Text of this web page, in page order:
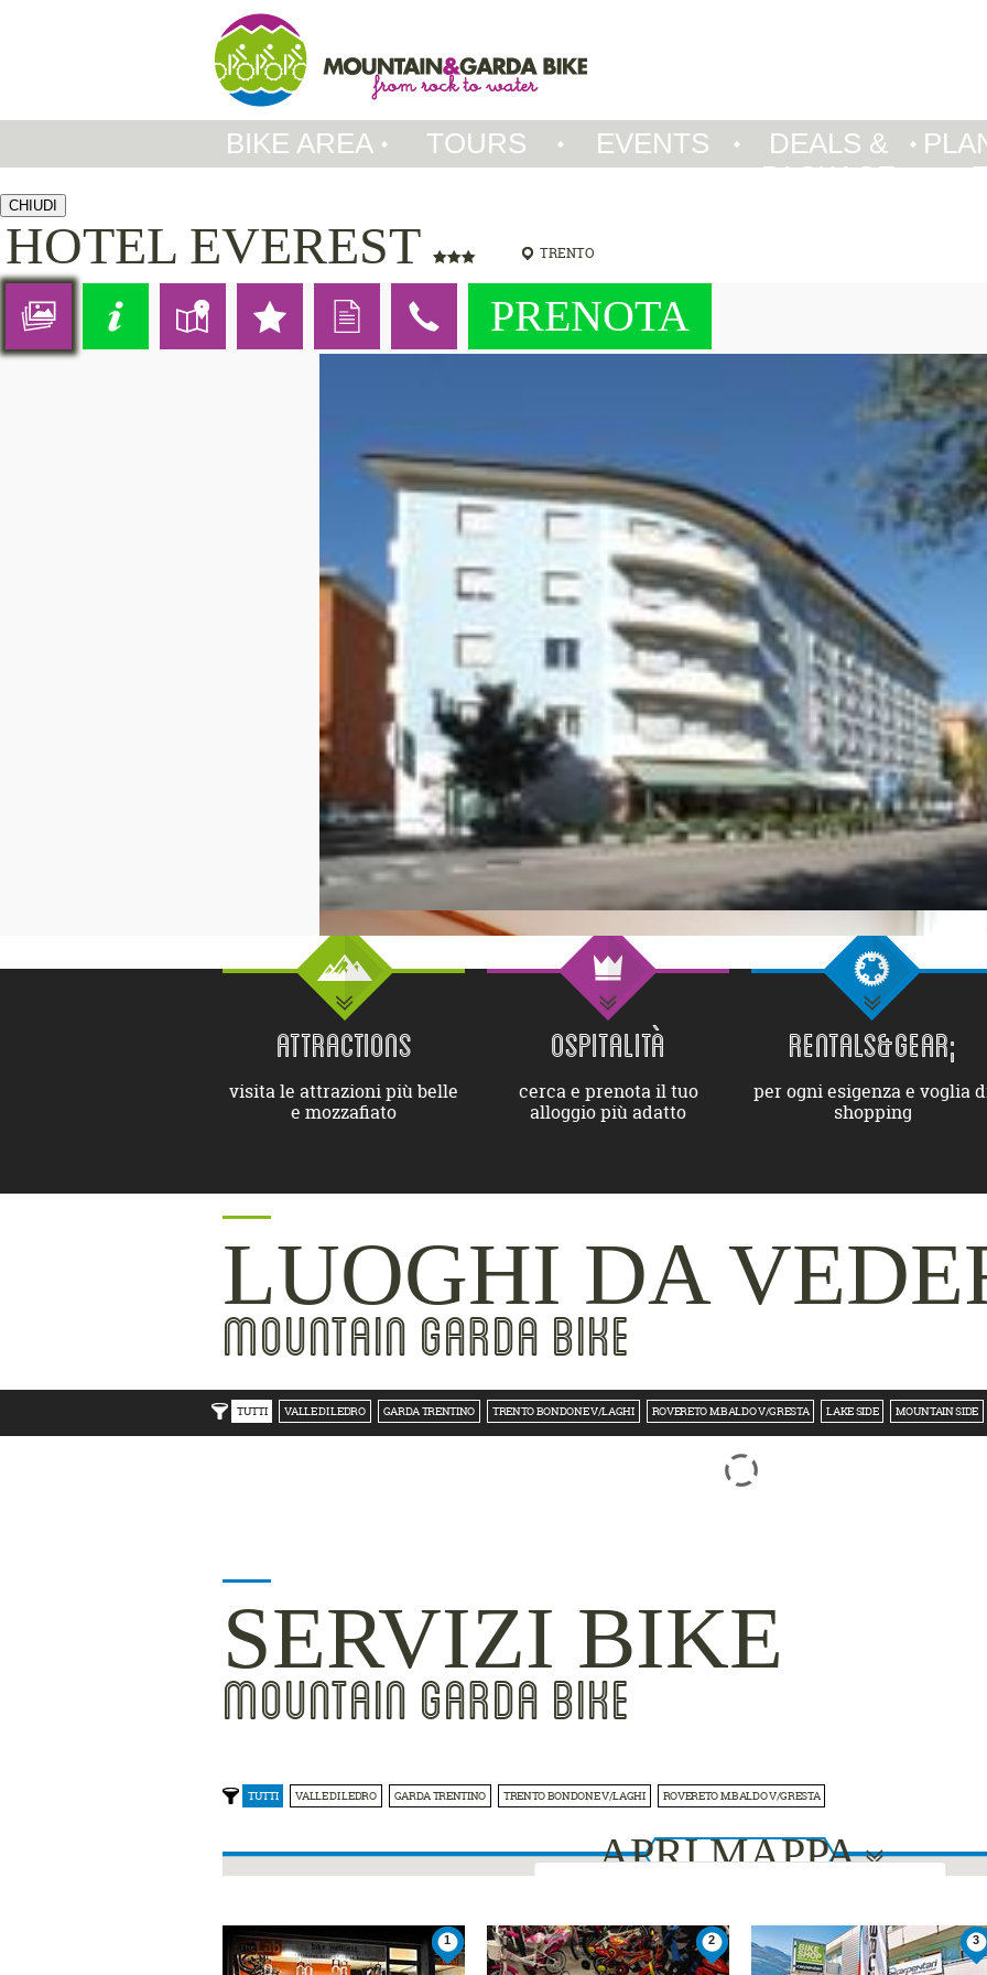
BIKE AREA TOURS EVENTS
DEALS &
PACKAGE
CHIUDI
HOTEL EVEREST TRENTO
PRENOTA
ATTRACTIONS
visita le attrazioni più belle
e mozzafiato
OSPITALITÀ
cerca e prenota il tuo
alloggio più adatto
RENTALS&GEAR;
per ogni esigenza e voglia
shopping
LUOGHI DA
MOUNTAIN GARDA BIKE
TUTTI VALLE DI LEDRO GARDA TRENTINO TRENTO BONDONE V/LAGHI ROVERETO M.BALDO V/GRESTA LAKE SIDE MOUNTAIN SIDE
SERVIZI BIKE
MOUNTAIN GARDA BIKE
TUTTI VALLE DI LEDRO GARDA TRENTINO TRENTO BONDONE V/LAGHI ROVERETO M.BALDO V/GRESTA
APRI MAPPA
This page can't load Google Maps correctly.
1 2 3